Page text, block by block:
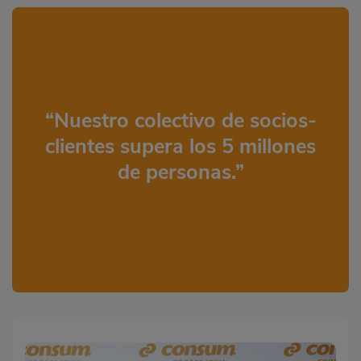
“Nuestro colectivo de socios-
clientes supera los 5 millones
de personas.”